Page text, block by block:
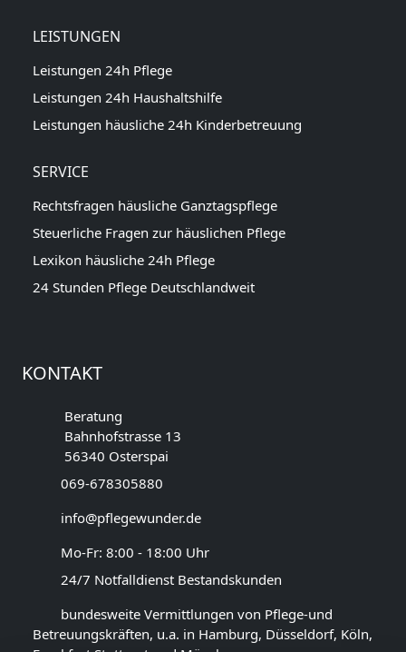
LEISTUNGEN
Leistungen 24h Pflege
Leistungen 24h Haushaltshilfe
Leistungen häusliche 24h Kinderbetreuung
SERVICE
Rechtsfragen häusliche Ganztagspflege
Steuerliche Fragen zur häuslichen Pflege
Lexikon häusliche 24h Pflege
24 Stunden Pflege Deutschlandweit
KONTAKT
Beratung
Bahnhofstrasse 13
56340 Osterspai
069-678305880
info@pflegewunder.de
Mo-Fr: 8:00 - 18:00 Uhr
24/7 Notfalldienst Bestandskunden
bundesweite Vermittlungen von Pflege-und
Betreuungskräften, u.a. in Hamburg, Düsseldorf, Köln,